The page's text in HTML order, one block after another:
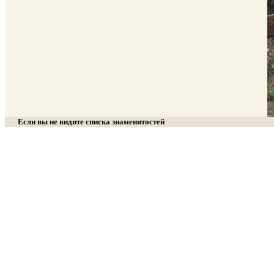
Если вы не видите списка знаменитостей